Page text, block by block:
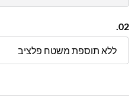
02.
ללא תוספת משטח פלציב